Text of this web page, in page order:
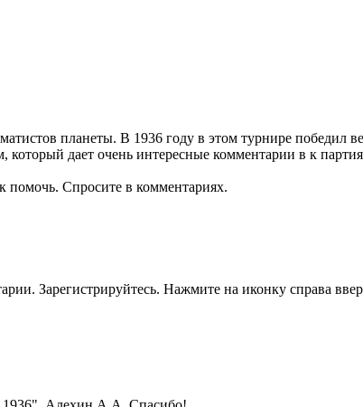
планеты. В 1936 году в этом турнире победил
дает очень интересные комментарии в к
помочь. Спросите в комментариях.
Зарегистрируйтесь. Нажмите на иконку справа